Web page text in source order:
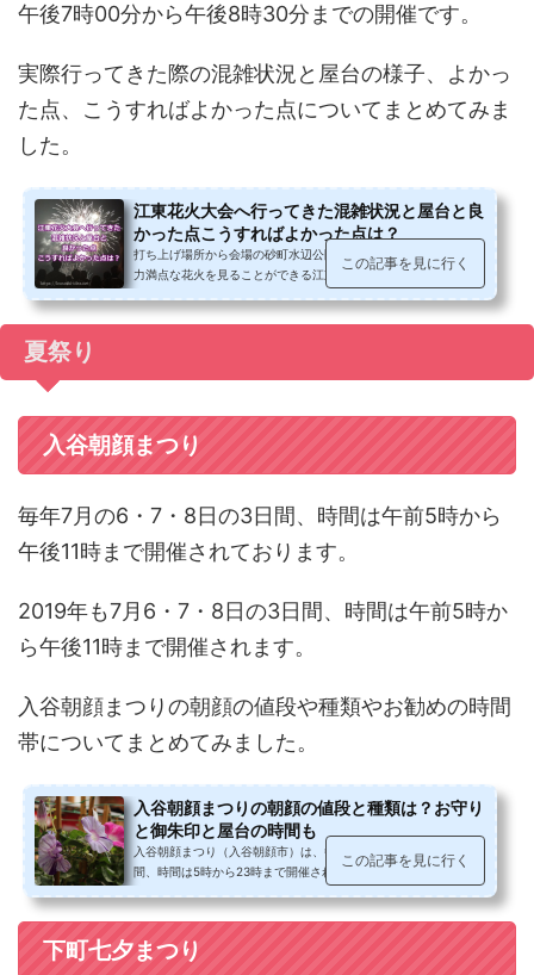
午後7時00分から午後8時30分までの開催です。
実際行ってきた際の混雑状況と屋台の様子、よかっ
た点、こうすればよかった点についてまとめてみま
した。
江東花火大会へ行ってきた混雑状況と屋台と良
かった点こうすればよかった点は？
打ち上げ場所から会場の砂町水辺公園までの距離が150mと、迫
力満点な花火を見ることができる江東花火大会。実際行ってきた
この記事を見に行く
夏祭り
入谷朝顔まつり
毎年7月の6・7・8日の3日間、時間は午前5時から
午後11時まで開催されております。
2019年も7月6・7・8日の3日間、時間は午前5時か
ら午後11時まで開催されます。
入谷朝顔まつりの朝顔の値段や種類やお勧めの時間
帯についてまとめてみました。
入谷朝顔まつりの朝顔の値段と種類は？お守り
と御朱印と屋台の時間も
入谷朝顔まつり（入谷朝顔市）は、毎年7月の6・7・8日の3日
間、時間は5時から23時まで開催されておる、入谷鬼子母神を中
この記事を見に行く
下町七夕まつり